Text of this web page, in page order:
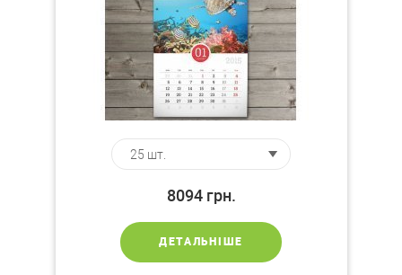
8094 грн.
ДЕТАЛЬНІШЕ